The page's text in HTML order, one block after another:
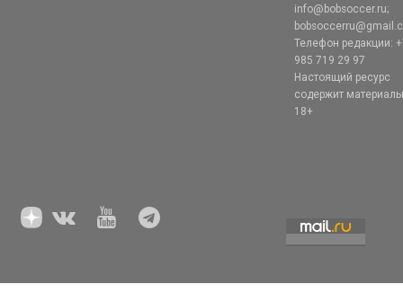
info@bobsoccer.ru;
Телефон редакции:
985 719 29 97
Настоящий ресурс
содержит
18+